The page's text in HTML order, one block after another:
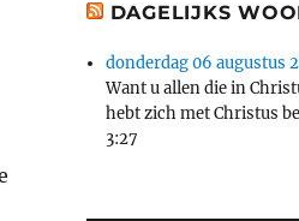
DAGELIJKS
donderdag 06 augustus
Want u allen die in
hebt zich met Christus
3:27